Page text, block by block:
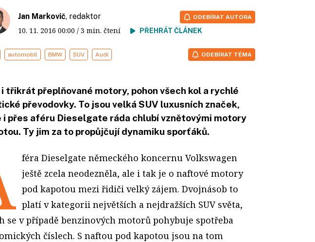
Jan Markovič, redaktor
10. 11. 2016 00:00 / 3 min. čtení PŘEHRÁT ČLÁNEK
ODEBÍRAT AUTORA
automobil BMW SUV Audi ODEBÍRAT TÉMA
třikrát přeplňované motory, pohon všech kol a rychlé
převodovky. To jsou velká SUV luxusních značek,
i přes aféru Dieselgate ráda chlubí vznětovými motory
Ty jim za to propůjčují dynamiku sporťáků.
féra Dieselgate německého koncernu Volkswagen
ještě zcela neodezněla, ale i tak je o naftové motory
pod kapotou mezi řidiči velký zájem. Dvojnásob to
platí v kategorii největších a nejdražších SUV světa,
se v případě benzinových motorů pohybuje spotřeba
číslech. S naftou pod kapotou jsou na tom